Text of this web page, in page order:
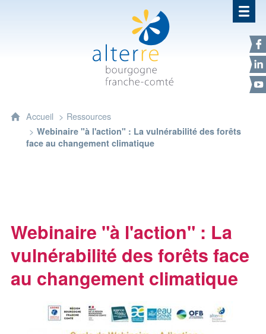
Alterre Bourgogne Franche-
Accueil Ressources
Webinaire "à l'action" : La vulnérabilité des forêts
face au changement climatique
Webinaire "à l'action" : La
vulnérabilité des forêts face
au changement climatique